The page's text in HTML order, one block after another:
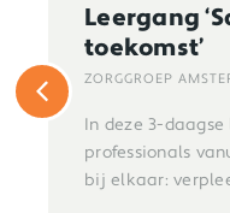
Leergang
toekomst’
ZORGGROEP
In deze 3-
professionals
bij elkaar: